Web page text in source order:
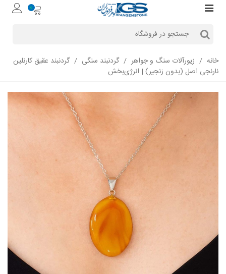
0
خانه / زیورآلات سنگ و جواهر / گردنبند سنگی / گردنبند عقیق کارنلین
نارنجی اصل (بدون زنجیر) | انرژی‌بخش